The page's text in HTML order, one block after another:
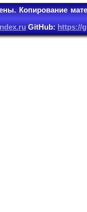
Копирование
GitHub:https://